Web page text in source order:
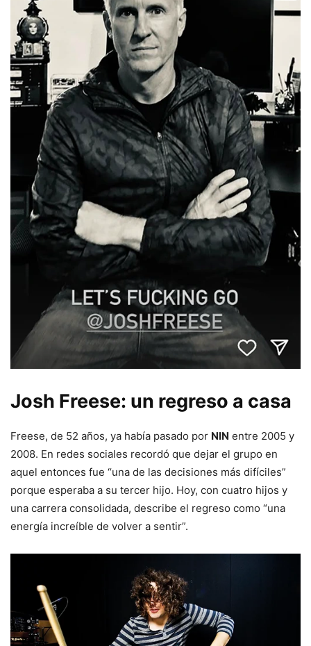
Josh Freese: un regreso a casa
Freese, de 52 años, ya había pasado por NIN entre 2005 y
2008. En redes sociales recordó que dejar el grupo en
aquel entonces fue “una de las decisiones más difíciles”
porque esperaba a su tercer hijo. Hoy, con cuatro hijos y
una carrera consolidada, describe el regreso como “una
energía increíble de volver a sentir”.